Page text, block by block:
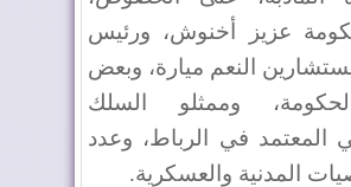
عزيز أخنوش، ورئيس
النعم ميارة، وبعض
وممثلو السلك
المعتمد في الرباط، وعدد
المدنية والعسكرية.